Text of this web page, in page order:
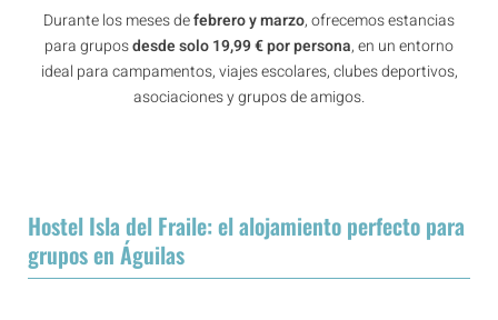
Durante los meses defebrero y marzo, ofrecemos estancias
para gruposdesde solo 19,99 € por persona, en un entorno
ideal para campamentos, viajes escolares, clubes deportivos,
asociaciones y grupos de amigos.
Hostel Isla del Fraile: el alojamiento perfecto para
grupos en Águilas